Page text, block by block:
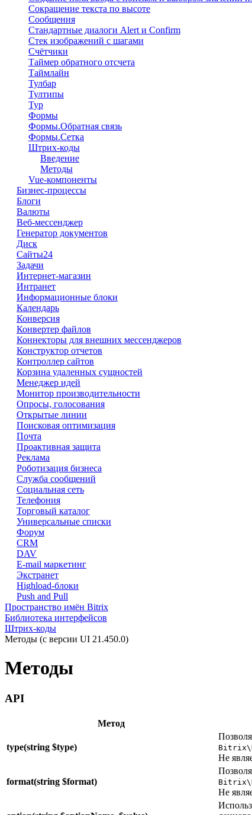
Сокращение текста по высоте
Сообщения
Стандартные диалоги Alert и Confirm
Стек изображений с шагами
Счётчики
Таймер обратного отсчета
Таймлайн
Тулбар
Тултипы
Тур
Формы
Формы.Обратная связь
Формы.Сетка
Штрих-коды
Введение
Методы
Vue-компоненты
Бизнес-процессы
Блоги
Валюты
Веб-мессенджер
Генератор документов
Диск
Сайты24
Задачи
Интернет-магазин
Интранет
Информационные блоки
Календарь
Конверсия
Конвертер файлов
Коннекторы для внешних мессенджеров
Конструктор отчетов
Контроллер сайтов
Корзина удаленных сущностей
Менеджер идей
Монитор производительности
Опросы, голосования
Открытые линии
Поисковая оптимизация
Почта
Проактивная защита
Реклама
Роботизация бизнеса
Служба сообщений
Социальная сеть
Телефония
Торговый каталог
Универсальные списки
Форум
CRM
DAV
E-mail маркетинг
Экстранет
Highload-блоки
Push and Pull
Пространство имён Bitrix
Библиотека интерфейсов
Штрих-коды
Методы (с версии UI 21.450.0)
Методы
API
Метод
type(string $type)
Не
format(string $format)
Не